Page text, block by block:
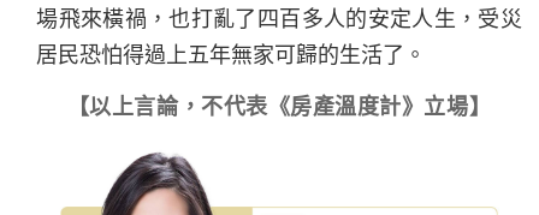
場飛來橫禍，也打亂了四百多人的安定人生，受災
居民恐怕得過上五年無家可歸的生活了。
【以上言論，不代表《房產溫度計》立場】